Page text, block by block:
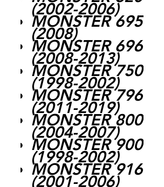
(2002-2006)
MONSTER 695
(2008)
MONSTER 696
(2008-2013)
MONSTER 750
(1998-2002)
MONSTER 796
(2011-2019)
MONSTER 800
(2004-2007)
MONSTER 900
(1998-2002)
MONSTER 916
(2001-2006)